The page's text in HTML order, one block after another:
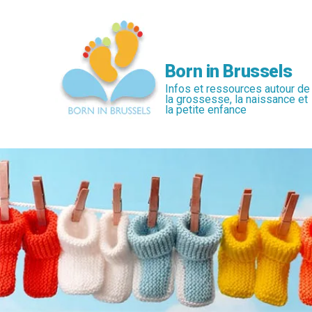
Born in Brussels
Infos et ressources autour de
la grossesse, la naissance et
la petite enfance